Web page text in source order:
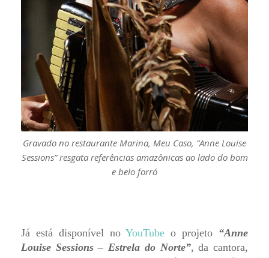
Gravado no restaurante Marina, Meu Caso, “Anne Louise
Sessions” resgata referências amazônicas ao lado do bom
e belo forró
Já está disponível noYouTube o projeto “Anne
Louise Sessions – Estrela do Norte”, da cantora,